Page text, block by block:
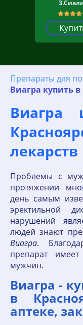
Препараты для
Виагра купить в
Виагра
лекарств
Проблемы с
протяжении
день самым
эректильной
нарушений
людей знают
Виагра.
препарат
мужчин.
Виагра -
в
аптеке,